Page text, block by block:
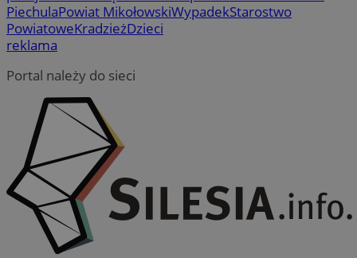
PiechulaPowiat MikołowskiWypadekStarostwo
PowiatoweKradzieżDzieci
reklama
Portal należy do sieci